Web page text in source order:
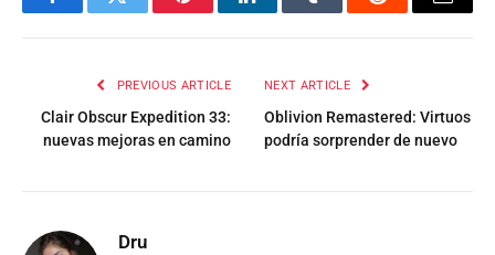
FacebookTwitter PinterestLinkedInTumblr Reddit Email
PREVIOUS ARTICLE
Clair Obscur Expedition 33:
nuevas mejoras en camino
NEXT ARTICLE
Oblivion Remastered: Virtuos
podría sorprender de nuevo
Dru